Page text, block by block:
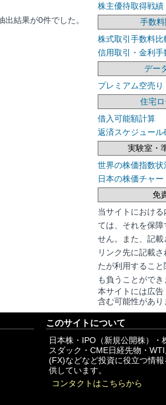
出結果が0件でした。
株主優待取得戦績
手数
株式取引手数料比
信用取引・金利手
デー
プレミアム空売り
住宅
借入可能額計算
返済スケジュール
実験室・
世界の株価指数状
日本の株価チャー
免
当サイトにおけ
ては、それを保
せん。また、記載
リンク先に記載
たが利用するこ
も負うことができ
本サイトには広
含む可能性があり
このサイトについて
日本株・IPO（新規公開株）・
スダック・CME日経先物・
(FX)などなど投資に役立つ情
供しています。
コンタクトはこちらから